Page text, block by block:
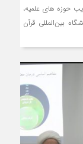
حوزه های علمیه،
بین‌المللی قرآن